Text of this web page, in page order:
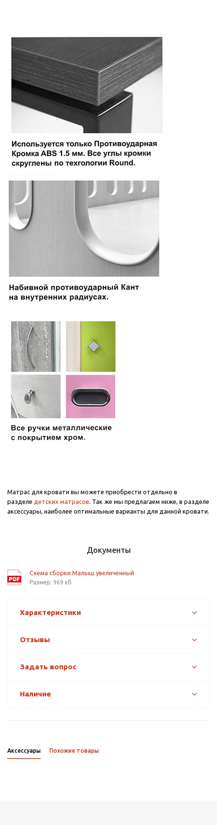
Матрас для кровати вы можете приобрести отдельно в
разделе детских матрасов. Так же мы предлагаем ниже, в разделе
аксессуары, наиболее оптимальные варианты для данной кровати.
Документы
Схема сборки Малыш увеличенный
Размер: 969 кб
Характеристики
Отзывы
Задать вопрос
Наличие
Аксессуары Похожие товары